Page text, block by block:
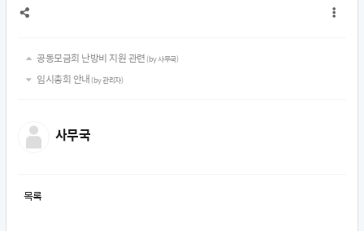
공동모금회 난방비 지원 관련 (by 사무국)
임시총회 안내 (by 관리자)
사무국
목록